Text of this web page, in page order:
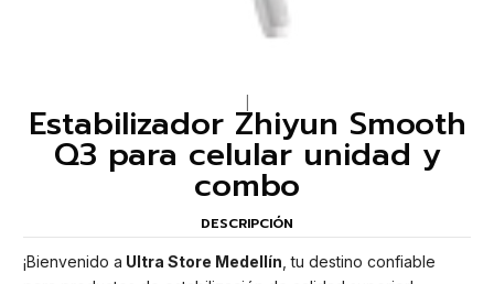
Estabilizador Zhiyun Smooth
Q3 para celular unidad y
combo
DESCRIPCIÓN
¡Bienvenido a Ultra Store Medellín , tu destino confiable